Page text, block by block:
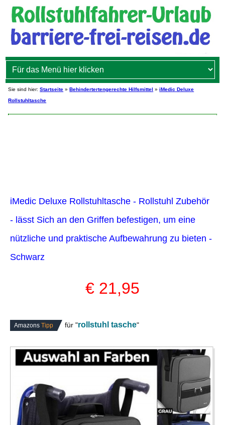
Sie sind hier:Startseite »Behindertertengerechte Hilfsmittel »iMedic Deluxe
Rollstuhltasche
iMedic Deluxe Rollstuhltasche - Rollstuhl Zubehör
- lässt Sich an den Griffen befestigen, um eine
nützliche und praktische Aufbewahrung zu bieten -
Schwarz
€ 21,95
Amazons Tipp für "rollstuhl tasche"